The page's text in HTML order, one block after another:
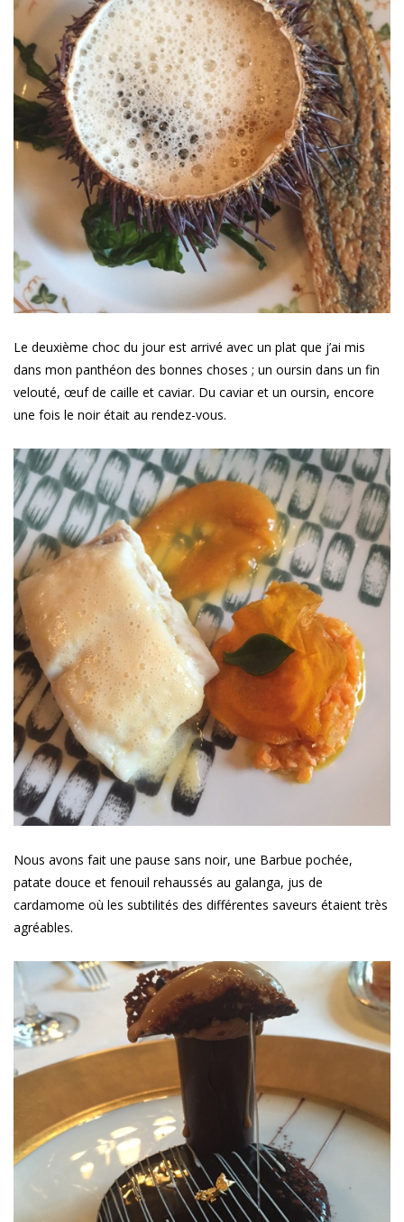
Le deuxième choc du jour est arrivé avec un plat que j’ai mis
dans mon panthéon des bonnes choses ; un oursin dans un fin
velouté, œuf de caille et caviar. Du caviar et un oursin, encore
une fois le noir était au rendez-vous.
Nous avons fait une pause sans noir, une Barbue pochée,
patate douce et fenouil rehaussés au galanga, jus de
cardamome où les subtilités des différentes saveurs étaient très
agréables.